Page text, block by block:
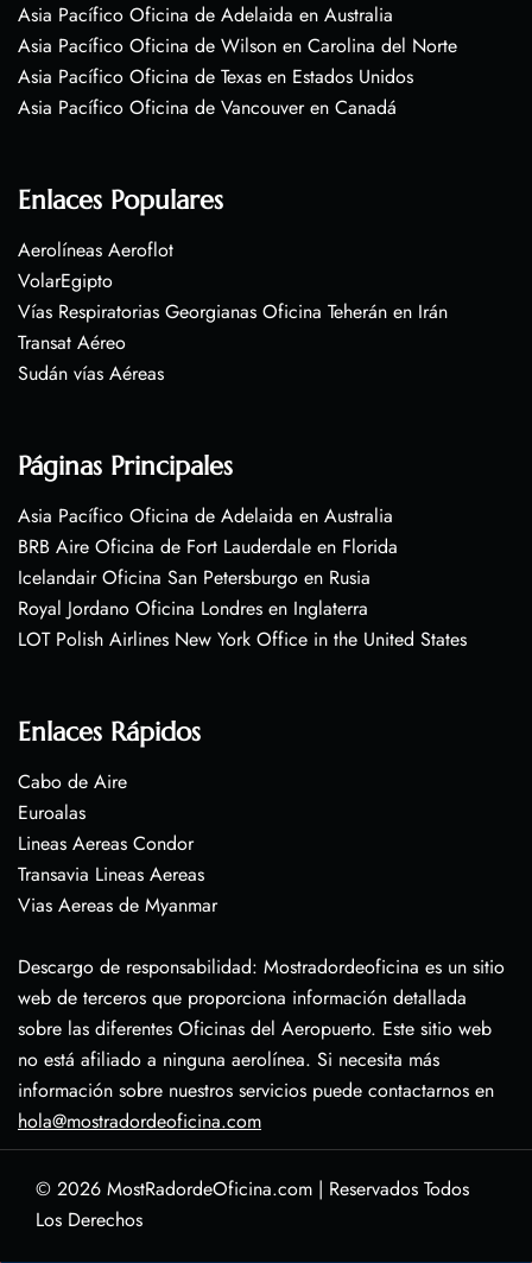
Asia Pacífico Oficina de Adelaida en Australia
Asia Pacífico Oficina de Wilson en Carolina del Norte
Asia Pacífico Oficina de Texas en Estados Unidos
Asia Pacífico Oficina de Vancouver en Canadá
Enlaces Populares
Aerolíneas Aeroflot
VolarEgipto
Vías Respiratorias Georgianas Oficina Teherán en Irán
Transat Aéreo
Sudán vías Aéreas
Páginas Principales
Asia Pacífico Oficina de Adelaida en Australia
BRB Aire Oficina de Fort Lauderdale en Florida
Icelandair Oficina San Petersburgo en Rusia
Royal Jordano Oficina Londres en Inglaterra
LOT Polish Airlines New York Office in the United States
Enlaces Rápidos
Cabo de Aire
Euroalas
Lineas Aereas Condor
Transavia Lineas Aereas
Vias Aereas de Myanmar
Descargo de responsabilidad: Mostradordeoficina es un sitio
web de terceros que proporciona información detallada
sobre las diferentes Oficinas del Aeropuerto. Este sitio web
no está afiliado a ninguna aerolínea. Si necesita más
información sobre nuestros servicios puede contactarnos en
hola@mostradordeoficina.com
© 2026 MostRadordeOficina.com | Reservados Todos
Los Derechos